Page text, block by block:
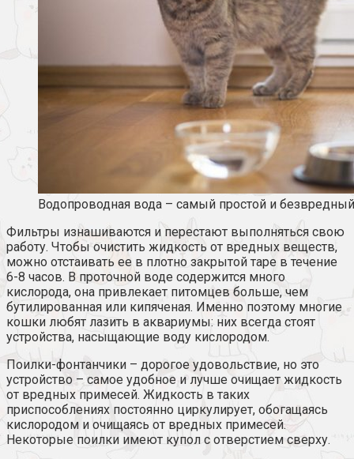
Водопроводная вода – самый простой и
Фильтры изнашиваются и перестают выполняться свою
работу. Чтобы очистить жидкость от вредных веществ,
можно отстаивать ее в плотно закрытой таре в течение
6-8 часов. В проточной воде содержится много
кислорода, она привлекает питомцев больше, чем
бутилированная или кипяченая. Именно поэтому многие
кошки любят лазить в аквариумы: них всегда стоят
устройства, насыщающие воду кислородом.
Поилки-фонтанчики – дорогое удовольствие, но это
устройство – самое удобное и лучше очищает жидкость
от вредных примесей. Жидкость в таких
приспособлениях постоянно циркулирует, обогащаясь
кислородом и очищаясь от вредных примесей.
Некоторые поилки имеют купол с отверстием сверху.